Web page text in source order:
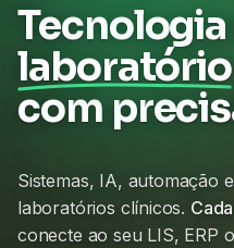
Tecnologia
laboratório
com
Sistemas, IA, automação
laboratórios clínicos.
conecte ao seu LIS, ERP